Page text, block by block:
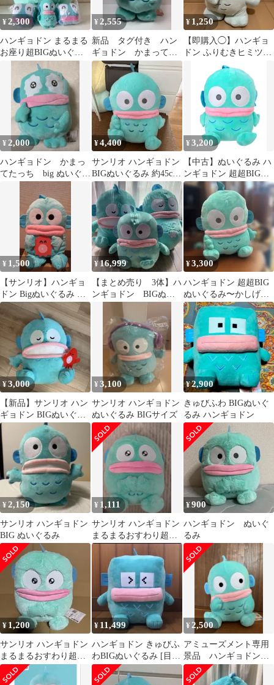
¥2,300
ハンギョドン まるまる
お座り超BIGぬいぐる
み まとめ売り
¥2,555
新品 タグ付き ハン
ギョドン かまってた
っち超BIGぬいぐる
み〜泣〜
¥ 1,250
【即購入◯】ハンギョ
ドン ふりむきヒミツ
BIGぬいぐるみ くすみ
カラー
¥ 2,000
ハンギョドン かまっ
てたっち big ぬいぐる
み HANGYODON
¥4,400
サンリオ ハンギョドン
BIGぬいぐるみ 約45cm
タグ付き
¥3,200
【中古】ぬいぐるみ ハ
ンギョドン 超超BIGぬ
いぐるみ～おすわり～
「ハンギョドン」
¥ 1,500
【サンリオ】ハンギョ
ドン Bigぬいぐるみ プ
ライズ商品
¥16,999
【まとめ売り 3体】ハ
ンギョドン BIGぬい
¥3,300
ハンギョドン 超超BIG
ぬいぐるみ〜かしげポ
ーズ〜（全1種）
¥3,000
【新品】サンリオ ハン
ギョドン BIGぬいぐる
み 約50cm プライズ
¥3,100
サンリオ ハンギョドン
ぬいぐるみ BIGサイズ
¥2,900
きゅびふわ BIGぬいぐ
るみ ハンギョドン
¥2,150
サンリオ ハンギョドン
BIG ぬいぐるみ
¥ 1,111
サンリオ ハンギョドン
まるまるおすわり超
BIGぬいぐるみ
¥900
ハンギョドン ぬいぐ
るみ
¥ 1,200
サンリオ ハンギョドン
まるまるおすわり超
BIGぬいぐるみ
¥ 11,499
ハンギョドン きゅびふ
わBIGぬいぐるみ [目閉
じ] プライズ ぬいぐる
み
¥2,500
アミューズメント専用
景品 ハンギョドンう
ふふBIGぬいぐるみ
(sanrio)